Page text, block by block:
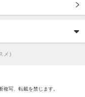
）
写、転載を禁じます。